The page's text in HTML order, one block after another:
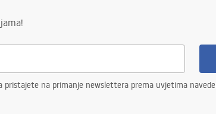
pristajete na primanje newslettera prema uvjetima